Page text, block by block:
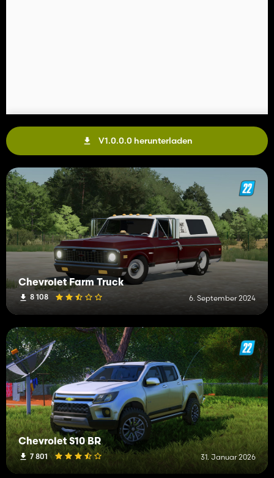
V1.0.0.0 herunterladen
Chevrolet Farm Truck
8 108 6. September 2024
Chevrolet S10 BR
7 801 31. Januar 2026